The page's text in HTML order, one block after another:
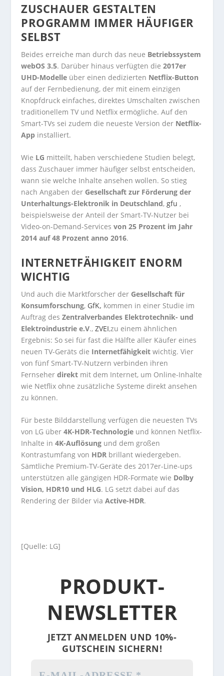
ZUSCHAUER GESTALTEN
PROGRAMM IMMER HÄUFIGER
SELBST
Beides erreiche man durch das neue Betriebssystem
webOS 3.5. Darüber hinaus verfügten die2017er
UHD-Modelle über einen dedizierten Netflix-Button
auf der Fernbedienung, der mit einem einzigen
Knopfdruck einfaches, direktes Umschalten zwischen
traditionellem TV und Netflix ermögliche. Auf den
Smart-TVs sei zudem die neueste Version der Netflix-
App installiert.
Wie LG mitteilt, haben verschiedene Studien belegt,
dass Zuschauer immer häufiger selbst entscheiden,
wann sie welche Inhalte ansehen wollen. So stieg
nach Angaben der Gesellschaft zur Förderung der
Unterhaltungs-Elektronik in Deutschland,gfu ,
beispielsweise der Anteil der Smart-TV-Nutzer bei
Video-on-Demand-Servicesvon 25 Prozent im Jahr
2014 auf 48 Prozent anno 2016.
INTERNETFÄHIGKEIT ENORM
WICHTIG
Und auch die Marktforscher der Gesellschaft für
Konsumforschung, GfK, kommen in einer Studie im
Auftrag desZentralverbandes Elektrotechnik- und
Elektroindustrie e.V.,ZVEI,zu einem ähnlichen
Ergebnis: So sei für fast die Hälfte aller Käufer eines
neuen TV-Geräts die Internetfähigkeit wichtig. Vier
von fünf Smart-TV-Nutzern verbinden ihren
Fernseher direkt mit dem Internet, um Online-Inhalte
wie Netflix ohne zusätzliche Systeme direkt ansehen
zu können.
Für beste Bilddarstellung verfügen die neuesten TVs
von LG über 4K-HDR-Technologie und können Netflix-
Inhalte in4K-Auflösung und dem großen
Kontrastumfang von HDR brillant wiedergeben.
Sämtliche Premium-TV-Geräte des 2017er-Line-ups
unterstützen alle gängigen HDR-Formate wie Dolby
Vision, HDR10 und HLG. LG setzt dabei auf das
Rendering der Bilder viaActive-HDR.
[Quelle: LG]
PRODUKT-
NEWSLETTER
JETZT ANMELDEN UND 10%-
GUTSCHEIN SICHERN!